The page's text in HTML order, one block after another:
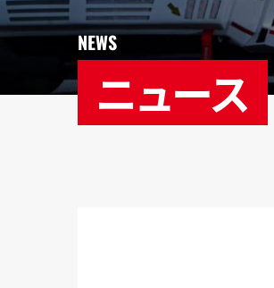
NEWS
ニュース